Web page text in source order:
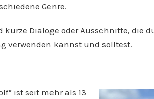
Genre.
kurze Dialoge oder Ausschnitte, die
verwenden kannst und solltest.
ist seit mehr als 13